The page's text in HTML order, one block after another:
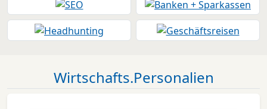
Wirtschafts.Personalien